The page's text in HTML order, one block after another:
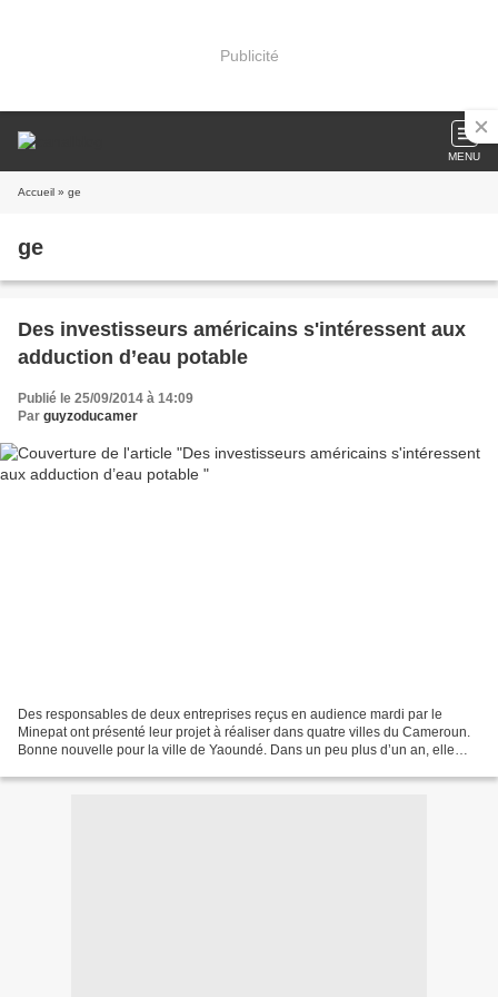
Publicité
MENU
Accueil » ge
ge
Des investisseurs américains s'intéressent aux
adduction d’eau potable
Publié le 25/09/2014 à 14:09
Par guyzoducamer
Des responsables de deux entreprises reçus en audience mardi par le
Minepat ont présenté leur projet à réaliser dans quatre villes du Cameroun.
Bonne nouvelle pour la ville de Yaoundé. Dans un peu plus d’un an, elle